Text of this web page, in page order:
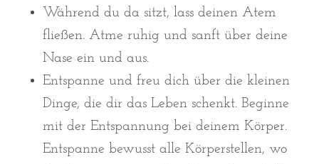
Während du da sitzt, lass deinen Atem
fließen. Atme ruhig und sanft über deine
Nase ein und aus.
Entspanne und freu dich über die kleinen
Dinge, die dir das Leben schenkt. Beginne
mit der Entspannung bei deinem Körper.
Entspanne bewusst alle Körperstellen, wo